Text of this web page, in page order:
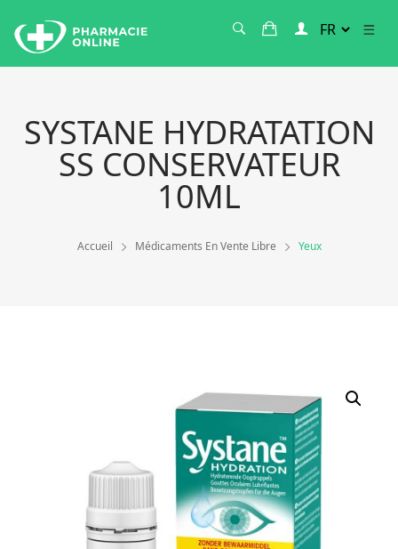
SYSTANE HYDRATATION
SS CONSERVATEUR
10ML
Accueil Médicaments En Vente Libre Yeux